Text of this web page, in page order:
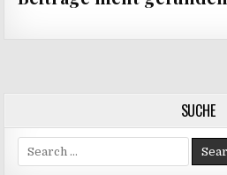
SUCHE
for: